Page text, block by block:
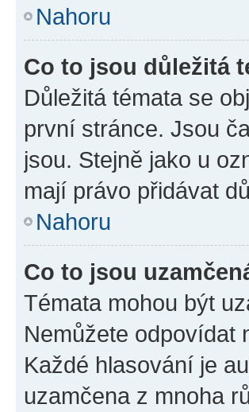
Nahoru
Co to jsou důležitá
Důležitá témata se
první stránce. Jsou
jsou. Stejně jako u
mají právo přidávat
Nahoru
Co to jsou
Témata mohou být
Nemůžete odpovídat
Každé hlasování je
uzamčena z mnoha